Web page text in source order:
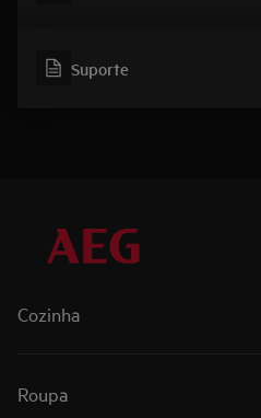
Suporte
Cozinha
Fornos
Fornos a vapor
Roupa